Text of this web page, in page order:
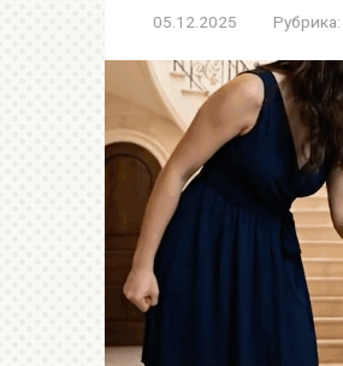
05.12.2025 Рубрика: